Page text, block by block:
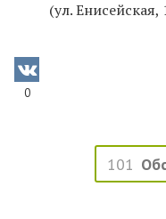
(ул. Енисейская,
0
101